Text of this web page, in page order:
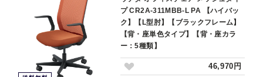
プ CR2A-311MBB-L PA 【ハイバッ
ク】【L型肘】【ブラックフレーム】
【背・座単色タイプ】【背・座カラ
ー：5種類】
46,970円